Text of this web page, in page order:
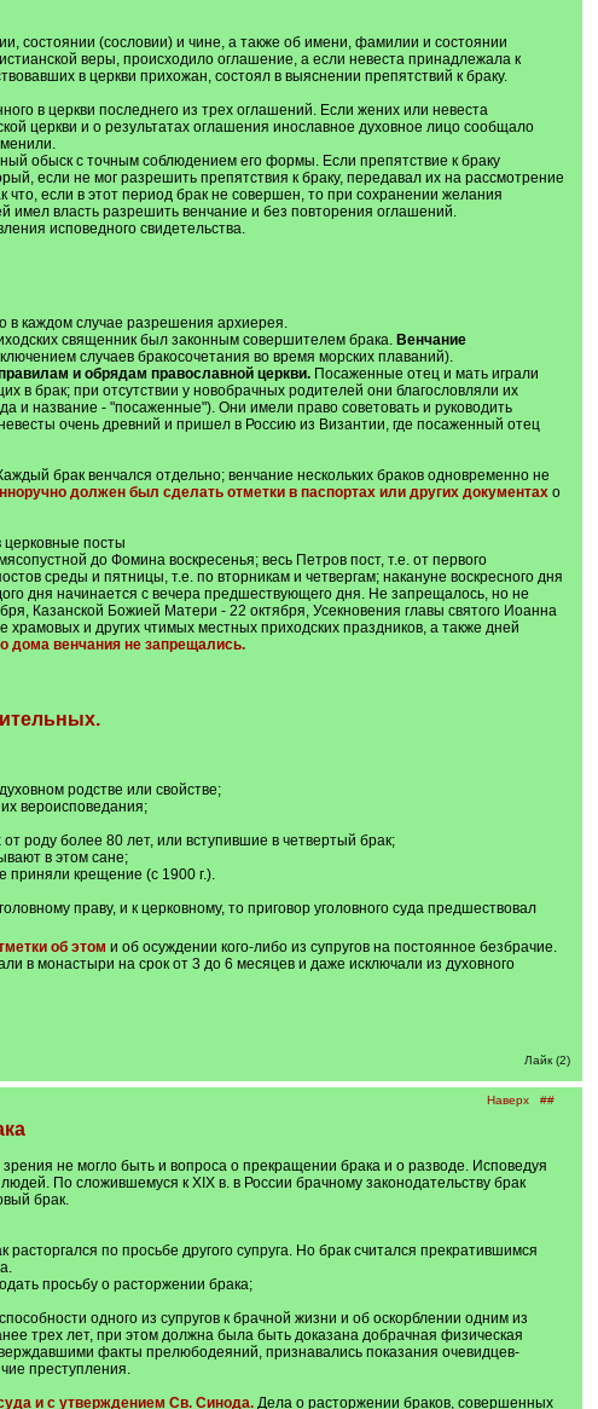
состоянии (сословии) и чине, а также об имени, фамилии и состоянии
веры, происходило оглашение, а если невеста принадлежала к
в церкви прихожан, состоял в выяснении препятствий к браку.
в церкви последнего из трех оглашений. Если жених или невеста
церкви и о результатах оглашения инославное духовное лицо сообщало
обыск с точным соблюдением его формы. Если препятствие к браку
если не мог разрешить препятствия к браку, передавал их на рассмотрение
если в этот период брак не совершен, то при сохранении желания
имел власть разрешить венчание и без повторения оглашений.
исповедного свидетельства.
в каждом случае разрешения архиерея.
священник был законным совершителем брака. Венчание
случаев бракосочетания во время морских плаваний).
и обрядам православной церкви.Посаженные отец и мать играли
в брак; при отсутствии у новобрачных родителей они благословляли их
и название - "посаженные"). Они имели право советовать и руководить
очень древний и пришел в Россию из Византии, где посаженный отец
брак венчался отдельно; венчание нескольких браков одновременно не
должен был сделать отметки в паспортах или других документахо
посты
до Фомина воскресенья; весь Петров пост, т.е. от первого
среды и пятницы, т.е. по вторникам и четвергам; накануне воскресного дня
дня начинается с вечера предшествующего дня. Не запрещалось, но не
Казанской Божией Матери - 22 октября, Усекновения главы святого Иоанна
и других чтимых местных приходских праздников, а также дней
дома венчания не запрещались.
родстве или свойстве;
вероисповедания;
роду более 80 лет, или вступившие в четвертый брак;
в этом сане;
приняли крещение (с 1900 г.).
праву, и к церковному, то приговор уголовного суда предшествовал
об этом и об осуждении кого-либо из супругов на постоянное безбрачие.
в монастыри на срок от 3 до 6 месяцев и даже исключали из духовного
Лайк (2)
Наверх ##
не могло быть и вопроса о прекращении брака и о разводе. Исповедуя
По сложившемуся к XIX в. в России брачному законодательству брак
брак.
расторгался по просьбе другого супруга. Но брак считался прекратившимся
просьбу о расторжении брака;
одного из супругов к брачной жизни и об оскорблении одним из
трех лет, при этом должна была быть доказана добрачная физическая
факты прелюбодеяний, признавались показания очевидцев-
преступления.
и с утверждением Св. Синода.Дела о расторжении браков, совершенных